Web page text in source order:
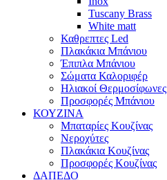
Tuscany Brass
White matt
Καθρεπτες Led
Πλακάκια Μπάνιου
Έπιπλα Μπάνιου
Σώματα Καλοριφέρ
Ηλιακοί Θερμοσίφωνες
Προσφορές Μπάνιου
ΚΟΥΖΙΝΑ
Μπαταρίες Κουζίνας
Νεροχύτες
Πλακάκια Κουζίνας
Προσφορές Κουζίνας
ΔΑΠΕΔΟ